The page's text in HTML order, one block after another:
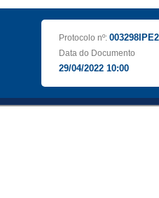
Protocolo nº:
Data do Documento
29/04/2022 10:00